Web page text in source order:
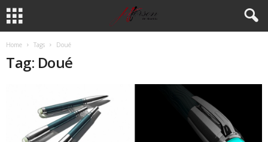
Home Tags Doué
Tag: Doué